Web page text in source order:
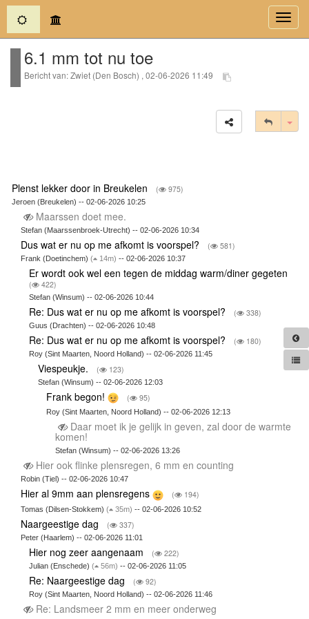
(current)
6.1 mm tot nu toe
Bericht van: Zwiet (Den Bosch) , 02-06-2026 11:49
Plenst lekker door in Breukelen ( 975)
Jeroen (Breukelen) -- 02-06-2026 10:25
Maarssen doet mee.
Stefan (Maarssenbroek-Utrecht) -- 02-06-2026 10:34
Dus wat er nu op me afkomt is voorspel? ( 581)
Frank (Doetinchem) ( 14m) -- 02-06-2026 10:37
Er wordt ook wel een tegen de middag warm/diner gegeten
( 422)
Stefan (Winsum) -- 02-06-2026 10:44
Re: Dus wat er nu op me afkomt is voorspel? ( 338)
Guus (Drachten) -- 02-06-2026 10:48
Re: Dus wat er nu op me afkomt is voorspel? ( 180)
Roy (Sint Maarten, Noord Holland) -- 02-06-2026 11:45
Viespeukje. ( 123)
Stefan (Winsum) -- 02-06-2026 12:03
Frank begon! ( 95)
Roy (Sint Maarten, Noord Holland) -- 02-06-2026 12:13
Daar moet ik je gelijk in geven, zal door de warmte
komen!
Stefan (Winsum) -- 02-06-2026 13:26
Hier ook flinke plensregen, 6 mm en counting
Robin (Tiel) -- 02-06-2026 10:47
Hier al 9mm aan plensregens ( 194)
Tomas (Dilsen-Stokkem) ( 35m) -- 02-06-2026 10:52
Naargeestige dag ( 337)
Peter (Haarlem) -- 02-06-2026 11:01
Hier nog zeer aangenaam ( 222)
Julian (Enschede)( 56m) -- 02-06-2026 11:05
Re: Naargeestige dag ( 92)
Roy (Sint Maarten, Noord Holland) -- 02-06-2026 11:46
Re: Landsmeer 2 mm en meer onderweg